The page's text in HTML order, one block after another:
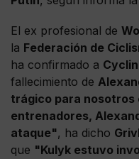
El ex profesional de
la Federación de
ha confirmado a
fallecimiento de
trágico para nosotros
entrenadores,
ataque", ha dicho
que "Kulyk estuvo